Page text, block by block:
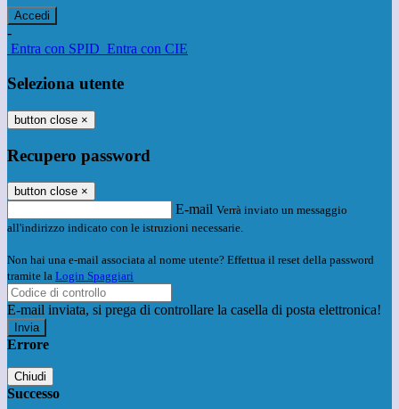
-
Entra con SPID Entra con CIE
Seleziona utente
button close ×
Recupero password
button close ×
E-mail Verrà inviato un messaggio
all'indirizzo indicato con le istruzioni necessarie.
Non hai una e-mail associata al nome utente? Effettua il reset della password
tramite la Login Spaggiari
E-mail inviata, si prega di controllare la casella di posta elettronica!
Errore
Chiudi
Successo